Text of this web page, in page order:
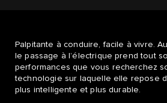
Palpitante à conduire, facile à vivre.
le passage à l’électrique prend tout
performances que vous recherchez
technologie sur laquelle elle repose
plus intelligente et plus durable.